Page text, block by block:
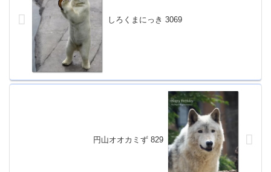
しろくまにっき 3069
円山オオカミず 829